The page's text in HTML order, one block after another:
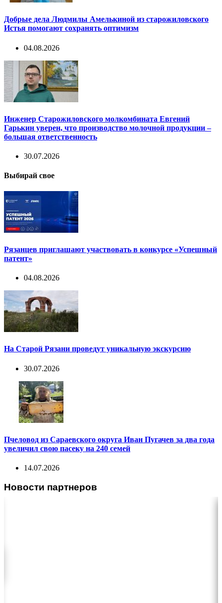
Добрые дела Людмилы Амелькиной из старожиловского
Истья помогают сохранять оптимизм
04.08.2026
Инженер Старожиловского молкомбината Евгений
Гарькин уверен, что производство молочной продукции –
большая ответственность
30.07.2026
Выбирай свое
Рязанцев приглашают участвовать в конкурсе «Успешный
патент»
04.08.2026
На Старой Рязани проведут уникальную экскурсию
30.07.2026
Пчеловод из Сараевского округа Иван Пугачев за два года
увеличил свою пасеку на 240 семей
14.07.2026
Новости партнеров